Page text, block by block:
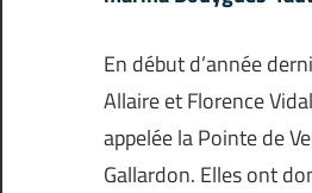
En début d’année
Allaire et Florence
appelée la Pointe de
Gallardon. Elles ont